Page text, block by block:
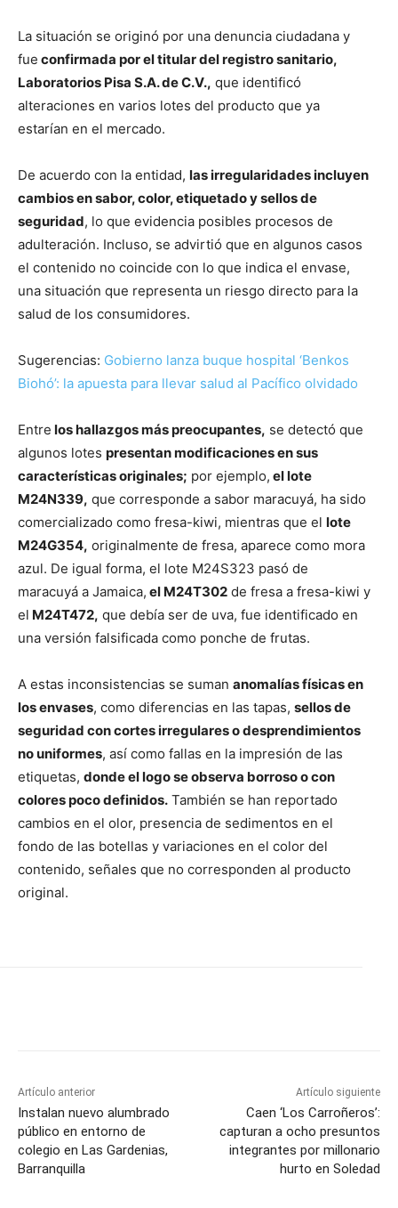
La situación se originó por una denuncia ciudadana y
fue confirmada por el titular del registro sanitario,
Laboratorios Pisa S.A. de C.V., que identificó
alteraciones en varios lotes del producto que ya
estarían en el mercado.
De acuerdo con la entidad, las irregularidades incluyen
cambios en sabor, color, etiquetado y sellos de
seguridad, lo que evidencia posibles procesos de
adulteración. Incluso, se advirtió que en algunos casos
el contenido no coincide con lo que indica el envase,
una situación que representa un riesgo directo para la
salud de los consumidores.
Sugerencias: Gobierno lanza buque hospital ‘Benkos
Biohó’: la apuesta para llevar salud al Pacífico olvidado
Entre los hallazgos más preocupantes, se detectó que
algunos lotes presentan modificaciones en sus
características originales; por ejemplo, el lote
M24N339, que corresponde a sabor maracuyá, ha sido
comercializado como fresa-kiwi, mientras que el lote
M24G354, originalmente de fresa, aparece como mora
azul. De igual forma, el lote M24S323 pasó de
maracuyá a Jamaica, el M24T302 de fresa a fresa-kiwi y
el M24T472, que debía ser de uva, fue identificado en
una versión falsificada como ponche de frutas.
A estas inconsistencias se suman anomalías físicas en
los envases, como diferencias en las tapas, sellos de
seguridad con cortes irregulares o desprendimientos
no uniformes, así como fallas en la impresión de las
etiquetas, donde el logo se observa borroso o con
colores poco definidos. También se han reportado
cambios en el olor, presencia de sedimentos en el
fondo de las botellas y variaciones en el color del
contenido, señales que no corresponden al producto
original.
Artículo anterior
Instalan nuevo alumbrado
público en entorno de
colegio en Las Gardenias,
Barranquilla
Artículo siguiente
Caen ‘Los Carroñeros’:
capturan a ocho presuntos
integrantes por millonario
hurto en Soledad